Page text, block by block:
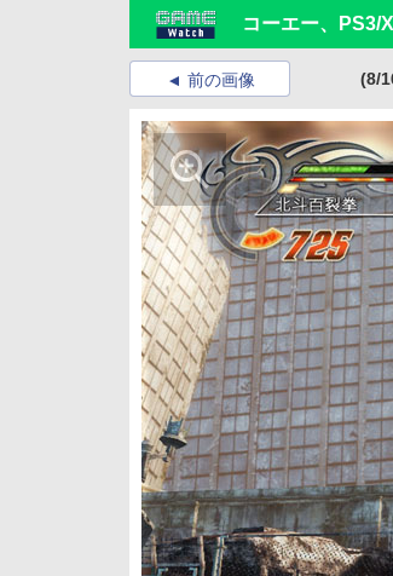
コーエー、PS3/
前の画像 (8/